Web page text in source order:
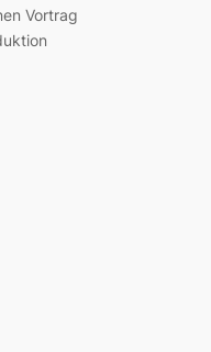
Vortrag